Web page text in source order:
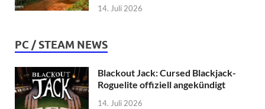
14. Juli 2026
PC / STEAM NEWS
Blackout Jack: Cursed Blackjack-
Roguelite offiziell angekündigt
14. Juli 2026